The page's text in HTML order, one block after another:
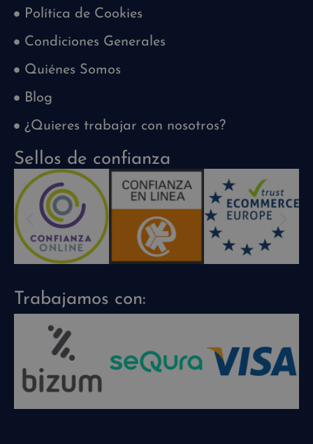
Política de Cookies
Condiciones Generales
Quiénes Somos
Blog
¿Quieres trabajar con nosotros?
Sellos de confianza
Trabajamos con: